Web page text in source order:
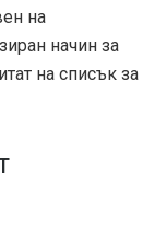
на
начин за
на списък за